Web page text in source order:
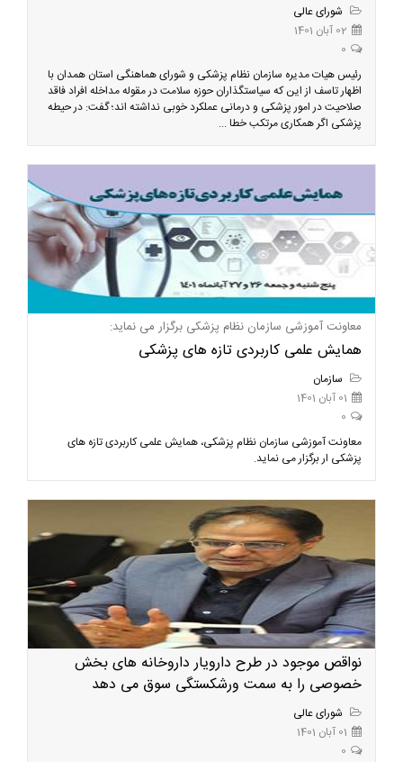
شورای عالی
02 آبان 1401
0
رئیس هیات مدیره سازمان نظام پزشکی و شورای هماهنگی استان همدان با
اظهار تاسف از این که سیاستگذاران حوزه سلامت در مقوله مداخله افراد فاقد
صلاحیت در امور پزشکی و درمانی عملکرد خوبی نداشته اند؛ گفت: در حیطه
پزشکی اگر همکاری مرتکب خطا ...
معاونت آموزشی سازمان نظام پزشکی برگزار می نماید:
همایش علمی کاربردی تازه های پزشکی
سازمان
01 آبان 1401
0
معاونت آموزشی سازمان نظام پزشکی، همایش علمی کاربردی تازه های
پزشکی ار برگزار می نماید.
نواقص موجود در طرح دارویار داروخانه های بخش
خصوصی را به سمت ورشکستگی سوق می دهد
شورای عالی
01 آبان 1401
0